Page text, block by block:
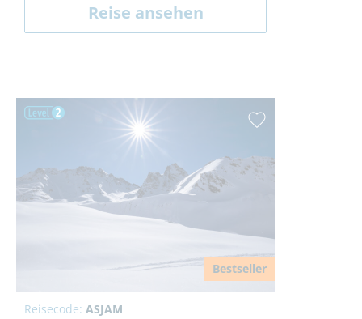
Reise ansehen
Bestseller
Reisecode: ASJAM